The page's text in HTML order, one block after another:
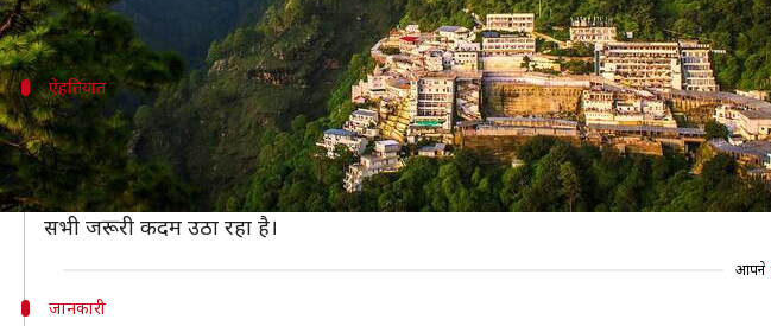
ऐहतियात
18 मार्च को बंद किया गया था वैष्णो देवी मंदिर
वैष्णो देवी मंदिर के द्वार रविवार सुबह लगभग छह बजे खोले गए। उस समय तक श्री माता वैष्णो
उन्होंने कहा कि 18 मार्च को ऐहतियात बरतते हुए मंदिर को बंद कर दिया गया है। अब
सभी जरूरी कदम उठा रहा है।
आपने
जानकारी